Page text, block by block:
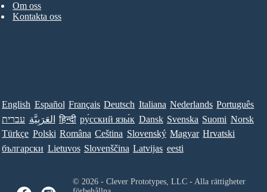
Om oss
Kontakta oss
English Español Français Deutsch Italiana Nederlands Português
עברית العَرَبِيَّة हिन्दी ру́сский язы́к Dansk Svenska Suomi Norsk
Türkçe Polski Româna Ceština Slovenský Magyar Hrvatski
български Lietuvos Slovenščina Latvijas eesti
© 2026 - Clever Prototypes, LLC - Alla rättigheter